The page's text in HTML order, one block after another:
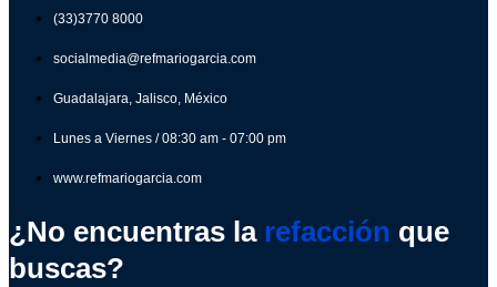
(33)3770 8000
socialmedia@refmariogarcia.com
Guadalajara, Jalisco, México
Lunes a Viernes / 08:30 am - 07:00 pm
www.refmariogarcia.com
¿No encuentras la refacción que
buscas?